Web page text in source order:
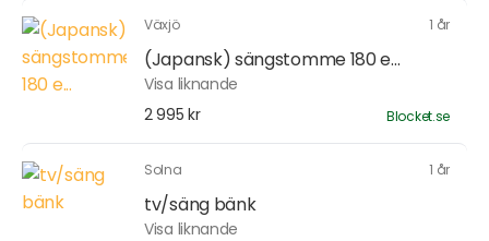
Växjö 1 år
(Japansk) sängstomme 180 e...
Visa liknande
2 995 kr
Blocket.se
Solna 1 år
tv/säng bänk
Visa liknande